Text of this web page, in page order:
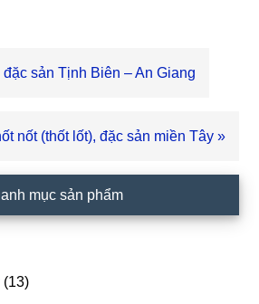
sản Tịnh Biên – An Giang
nốt (thốt lốt), đặc sản miền Tây »
mục sản phẩm
(13)